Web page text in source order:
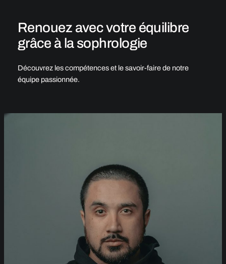
Renouez avec votre équilibre
grâce à la sophrologie
Découvrez les compétences et le savoir-faire de notre
équipe passionnée.